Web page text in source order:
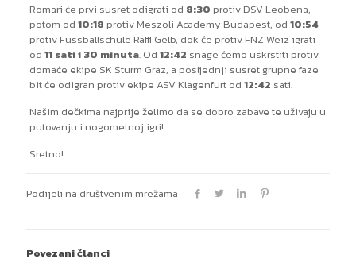
Romari će prvi susret odigrati od 8:30 protiv DSV Leobena,
potom od 10:18 protiv Meszoli Academy Budapest, od 10:54
protiv Fussballschule Raffl Gelb, dok će protiv FNZ Weiz igrati
od 11 sati i 30 minuta. Od 12:42 snage ćemo uskrstiti protiv
domaće ekipe SK Sturm Graz, a posljednji susret grupne faze
bit će odigran protiv ekipe ASV Klagenfurt od 12:42 sati.
Našim dečkima najprije želimo da se dobro zabave te uživaju u
putovanju i nogometnoj igri!
Sretno!
Podijeli na društvenim mrežama
Povezani članci